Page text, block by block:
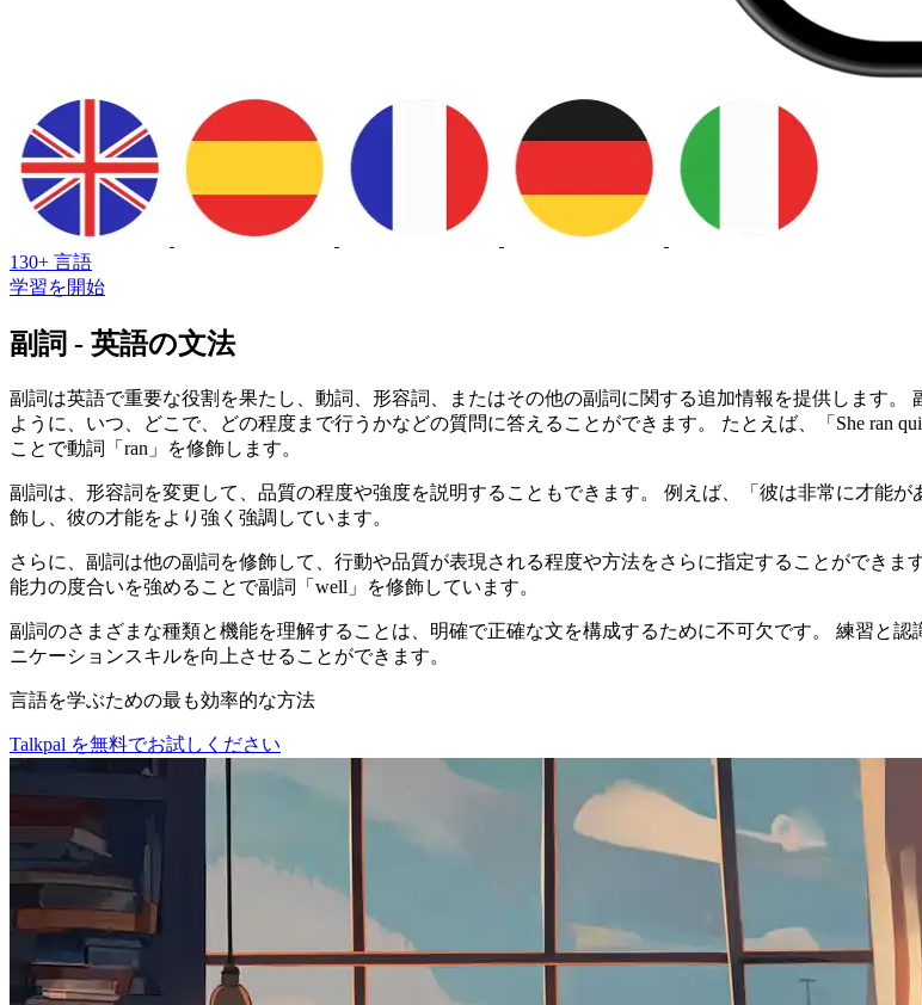
130+ 言語
学習を開始
副詞 - 英語の文法
副詞は英語で重要な役割を果たし、動詞、形容詞、またはその他の副詞に関する追加情報を提供します
ように、いつ、どこで、どの程度まで行うかなどの質問に答えることができます。 たとえば、「She ran
ことで動詞「ran」を修飾します。
副詞は、形容詞を変更して、品質の程度や強度を説明することもできます。 例えば、「彼は非常に才能
飾し、彼の才能をより強く強調しています。
さらに、副詞は他の副詞を修飾して、行動や品質が表現される程度や方法をさらに指定することができま
能力の度合いを強めることで副詞「well」を修飾しています。
副詞のさまざまな種類と機能を理解することは、明確で正確な文を構成するために不可欠です。 練習と
ニケーションスキルを向上させることができます。
言語を学ぶための最も効率的な方法
Talkpal を無料でお試しください